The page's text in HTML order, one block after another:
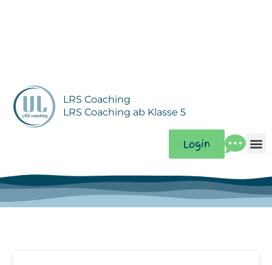
LRS Coaching
LRS Coaching ab Klasse 5
Login